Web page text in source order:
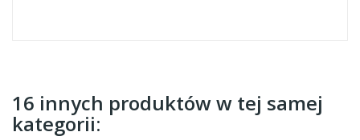
16 innych produktów w tej samej
kategorii: